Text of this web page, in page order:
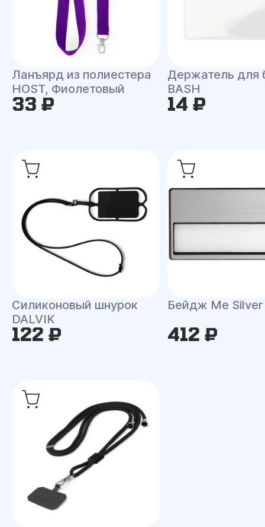
Ланъярд из полиестера
HOST, Фиолетовый
33 ₽
Держатель для
BASH
14 ₽
Силиконовый шнурок
DALVIK
122 ₽
Бейдж Me Silver
412 ₽